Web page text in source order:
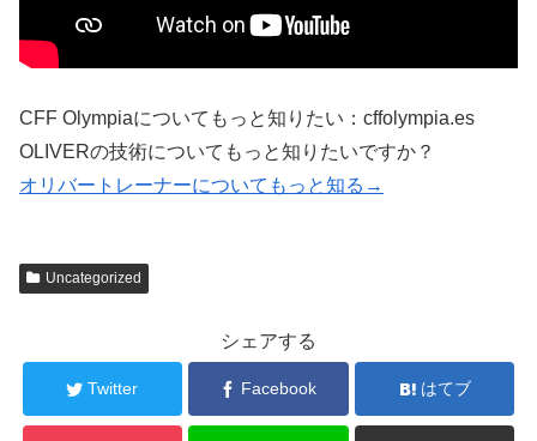
CFF Olympiaについてもっと知りたい：cffolympia.es
OLIVERの技術についてもっと知りたいですか？
オリバートレーナーについてもっと知る→
Uncategorized
シェアする
Twitter Facebook はてブ